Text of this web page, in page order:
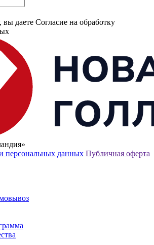
даете Согласие на обработку
персональных данных Публичная оферта